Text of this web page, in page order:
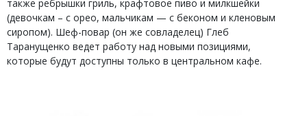
также ребрышки гриль, крафтовое пиво и милкшейки
(девочкам – с орео, мальчикам — с беконом и кленовым
сиропом). Шеф-повар (он же совладелец) Глеб
Таранущенко ведет работу над новыми позициями,
которые будут доступны только в центральном кафе.